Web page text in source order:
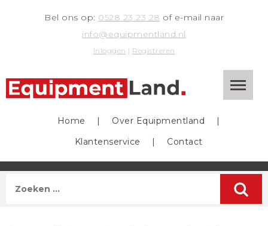
Bel ons op: 0528 23 23 28 of e-mail naar
info@equipmentland.nl
Inloggen | Registreren
Home | Over Equipmentland
|
Klantenservice
| Contact